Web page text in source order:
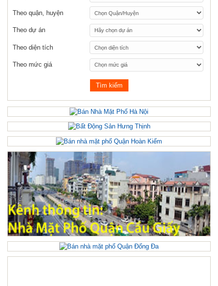
Theo quận, huyện
Theo dự án
Theo diện tích
Theo mức giá